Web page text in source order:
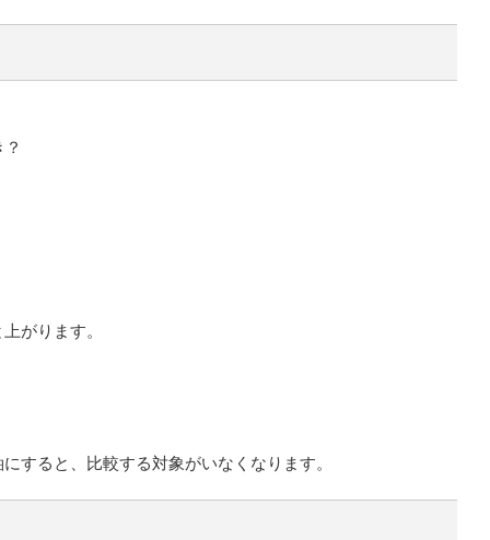
がります。
すると、比較する対象がいなくなります。